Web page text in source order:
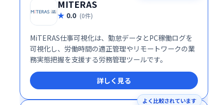
MITERAS
0.0 (0件)
MiTERAS仕事可視化は、勤怠データとPC稼働ログを
可視化し、労働時間の適正管理やリモートワークの業
務実態把握を支援する労務管理ツールです。
詳しく見る
よく比較されています